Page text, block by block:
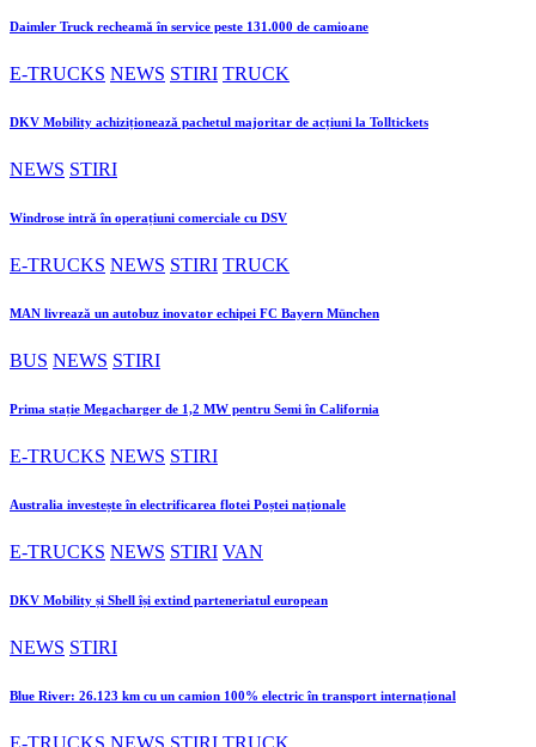
Daimler Truck recheamă în service peste 131.000 de camioane
E-TRUCKS NEWS STIRI TRUCK
DKV Mobility achiziționează pachetul majoritar de acțiuni la Tolltickets
NEWS STIRI
Windrose intră în operațiuni comerciale cu DSV
E-TRUCKS NEWS STIRI TRUCK
MAN livrează un autobuz inovator echipei FC Bayern München
BUS NEWS STIRI
Prima stație Megacharger de 1,2 MW pentru Semi în California
E-TRUCKS NEWS STIRI
Australia investește în electrificarea flotei Poștei naționale
E-TRUCKS NEWS STIRI VAN
DKV Mobility și Shell își extind parteneriatul european
NEWS STIRI
Blue River: 26.123 km cu un camion 100% electric în transport internațional
E-TRUCKS NEWS STIRI TRUCK